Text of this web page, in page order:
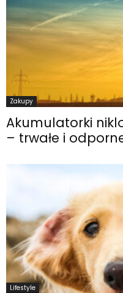
Zakupy
Akumulatorki
– trwałe i
Lifestyle